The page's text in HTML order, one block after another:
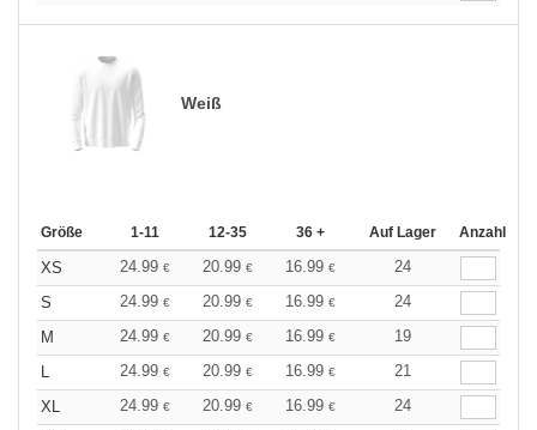
Weiß
Größe 1-11 12-35 36 + Auf Lager Anzahl
XS 24.99 € 20.99 € 16.99 €
24
S
24.99 € 20.99 € 16.99 €
24
M
24.99 € 20.99 € 16.99 €
19
L
24.99 € 20.99 € 16.99 €
21
XL
24.99 € 20.99 € 16.99 €
24